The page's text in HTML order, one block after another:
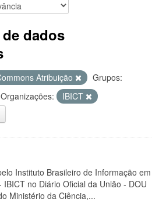
dados
Atribuição
Grupos:
Organizações:
IBICT
Instituto Brasileiro de Informação em
no Diário Oficial da União - DOU
Ministério da Ciência,...